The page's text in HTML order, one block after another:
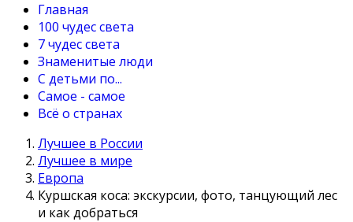
Главная
100 чудес света
7 чудес света
Знаменитые люди
С детьми по...
Самое - самое
Всё о странах
Лучшее в России
Лучшее в мире
Европа
Куршская коса: экскурсии, фото, танцующий лес
и как добраться